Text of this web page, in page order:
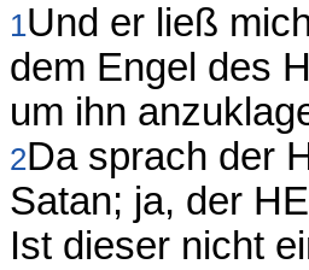
1Und er ließ
dem Engel des
um ihn
2Da sprach der
Satan; ja, der
Ist dieser nicht